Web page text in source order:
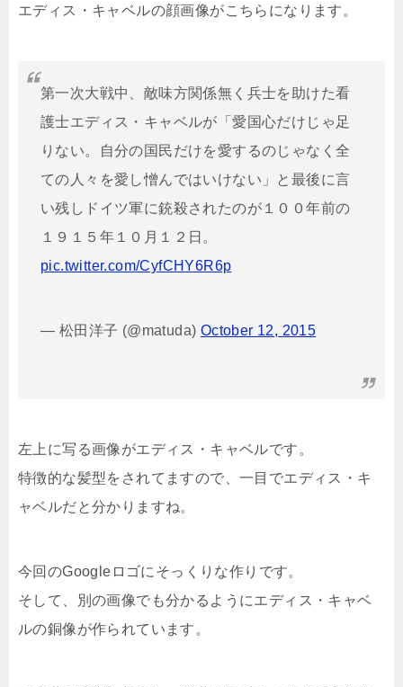
エディス・キャベルの顔画像がこちらになります。
第一次大戦中、敵味方関係無く兵士を助けた看
護士エディス・キャベルが「愛国心だけじゃ足
りない。自分の国民だけを愛するのじゃなく全
ての人々を愛し憎んではいけない」と最後に言
い残しドイツ軍に銃殺されたのが１００年前の
１９１５年１０月１２日。
pic.twitter.com/CyfCHY6R6p
— 松田洋子 (@matuda) October 12, 2015
左上に写る画像がエディス・キャベルです。
特徴的な髪型をされてますので、一目でエディス・キ
ャベルだと分かりますね。
今回のGoogleロゴにそっくりな作りです。
そして、別の画像でも分かるようにエディス・キャベ
ルの銅像が作られています。